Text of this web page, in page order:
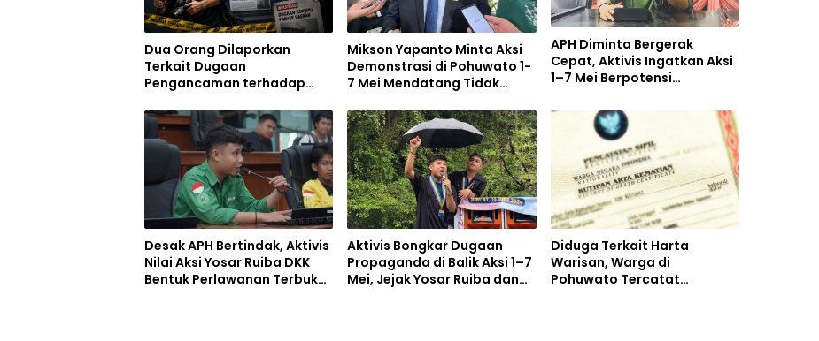
Dua Orang Dilaporkan
Terkait Dugaan
Pengancaman terhadap
Mikson Yapanto Minta Aksi
Demonstrasi di Pohuwato 1-
7 Mei Mendatang Tidak
APH Diminta Bergerak
Cepat, Aktivis Ingatkan Aksi
1–7 Mei Berpotensi
PETI
Desak APH Bertindak, Aktivis
Nilai Aksi Yosar Ruiba DKK
Bentuk Perlawanan Terbuka
Aktivis Bongkar Dugaan
Propaganda di Balik Aksi 1–7
Mei, Jejak Yosar Ruiba dan
Diduga Terkait Harta
Warisan, Warga di
Pohuwato Tercatat